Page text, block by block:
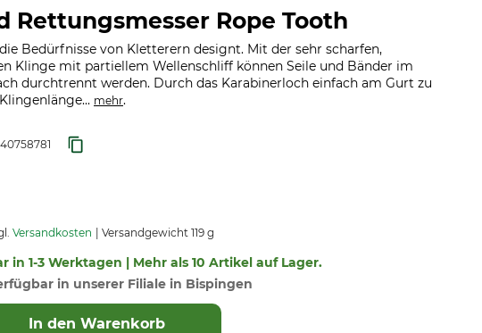
Rettungsmesser Rope Tooth
Bedürfnisse von Kletterern designt. Mit der sehr scharfen,
Klinge mit partiellem Wellenschliff können Seile und Bänder im
durchtrennt werden. Durch das Karabinerloch einfach am Gurt zu
mehr.
Versandkosten Versandgewicht 119 g
in 1-3 Werktagen | Mehr als 10 Artikel auf Lager.
in unserer Filiale in Bispingen
In den Warenkorb